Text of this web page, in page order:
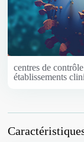
centres de
établissements